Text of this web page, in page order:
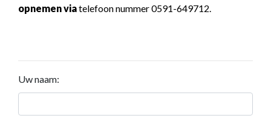
opnemen viatelefoon nummer 0591-649712.
Uw naam: